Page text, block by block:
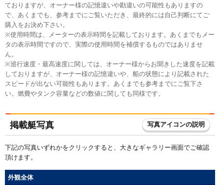
ておりますが、オーナー様の記憶違いや勘違いの可能性もありますの
で、あくまでも、参考までにご覧いただき、最終的には自己判断にてご
購入をお決め下さい。
※使用時間は、メーターの表示時間を記載しております。あくまでもメー
タの表示時間ですので、実際の使用時間を補償するものではありませ
ん。
※巡行速度・最高速度に関しては、オーナー様からお聞きした速度を記載
しておりますが、オーナー様の記憶違いや、船の状態により記載された
スピードが出ない可能性もあります。あくまでも参考までにご覧下さ
い。燃費やタンク容量などの数値に関しても同様です。
掲載艇写真 写真アイコンの説明
下記の写真いずれかをクリックすると、大きなギャラリー画面でご確認
頂けます。
外観全体